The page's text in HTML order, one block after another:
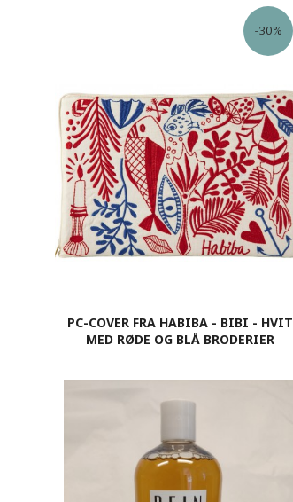
PC-COVER FRA HABIBA - BIBI - HVIT
MED RØDE OG BLÅ BRODERIER
-30%